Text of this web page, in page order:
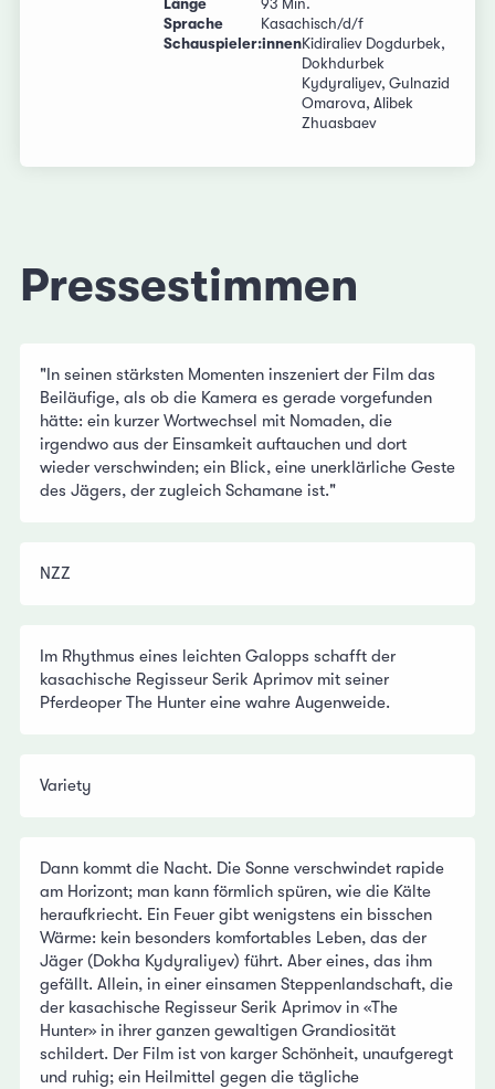
Länge
93 Min.
Sprache
Kasachisch/d/f
Schauspieler:innenKidiraliev Dogdurbek,
Dokhdurbek
Kydyraliyev, Gulnazid
Omarova, Alibek
Zhuasbaev
Pressestimmen
"In seinen stärksten Momenten inszeniert der Film das
Beiläufige, als ob die Kamera es gerade vorgefunden
hätte: ein kurzer Wortwechsel mit Nomaden, die
irgendwo aus der Einsamkeit auftauchen und dort
wieder verschwinden; ein Blick, eine unerklärliche Geste
des Jägers, der zugleich Schamane ist."
NZZ
Im Rhythmus eines leichten Galopps schafft der
kasachische Regisseur Serik Aprimov mit seiner
Pferdeoper The Hunter eine wahre Augenweide.
Variety
Dann kommt die Nacht. Die Sonne verschwindet rapide
am Horizont; man kann förmlich spüren, wie die Kälte
heraufkriecht. Ein Feuer gibt wenigstens ein bisschen
Wärme: kein besonders komfortables Leben, das der
Jäger (Dokha Kydyraliyev) führt. Aber eines, das ihm
gefällt. Allein, in einer einsamen Steppenlandschaft, die
der kasachische Regisseur Serik Aprimov in «The
Hunter» in ihrer ganzen gewaltigen Grandiosität
schildert. Der Film ist von karger Schönheit, unaufgeregt
und ruhig; ein Heilmittel gegen die tägliche